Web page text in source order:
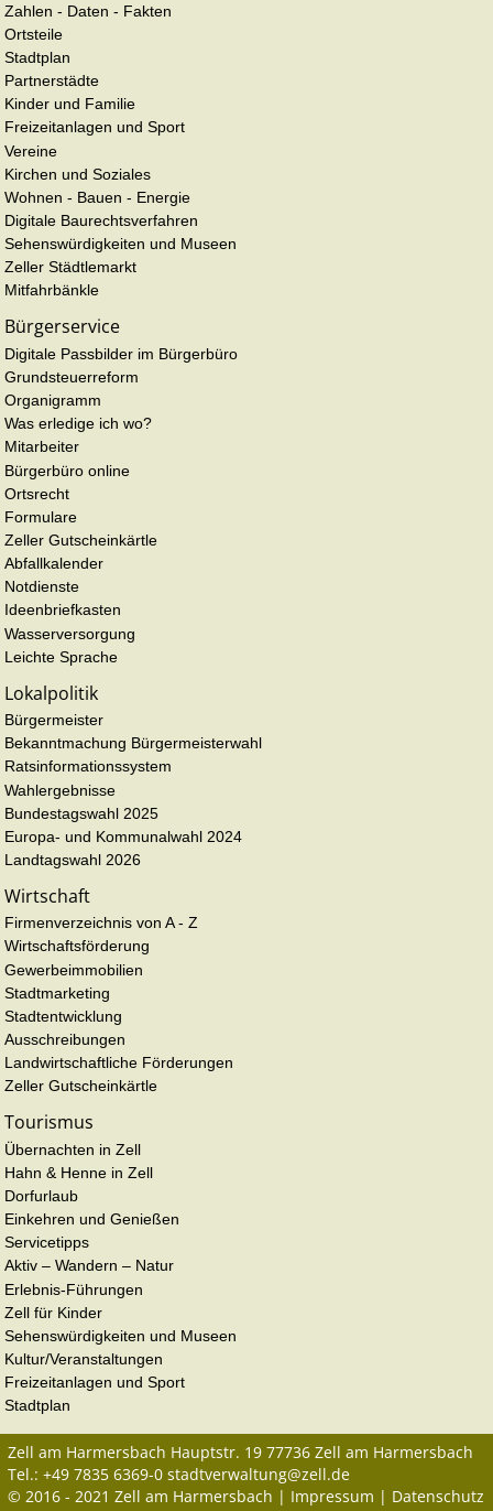
Zahlen - Daten - Fakten
Ortsteile
Stadtplan
Partnerstädte
Kinder und Familie
Freizeitanlagen und Sport
Vereine
Kirchen und Soziales
Wohnen - Bauen - Energie
Digitale Baurechtsverfahren
Sehenswürdigkeiten und Museen
Zeller Städtlemarkt
Mitfahrbänkle
Bürgerservice
Digitale Passbilder im Bürgerbüro
Grundsteuerreform
Organigramm
Was erledige ich wo?
Mitarbeiter
Bürgerbüro online
Ortsrecht
Formulare
Zeller Gutscheinkärtle
Abfallkalender
Notdienste
Ideenbriefkasten
Wasserversorgung
Leichte Sprache
Lokalpolitik
Bürgermeister
Bekanntmachung Bürgermeisterwahl
Ratsinformationssystem
Wahlergebnisse
Bundestagswahl 2025
Europa- und Kommunalwahl 2024
Landtagswahl 2026
Wirtschaft
Firmenverzeichnis von A - Z
Wirtschaftsförderung
Gewerbeimmobilien
Stadtmarketing
Stadtentwicklung
Ausschreibungen
Landwirtschaftliche Förderungen
Zeller Gutscheinkärtle
Tourismus
Übernachten in Zell
Hahn & Henne in Zell
Dorfurlaub
Einkehren und Genießen
Servicetipps
Aktiv – Wandern – Natur
Erlebnis-Führungen
Zell für Kinder
Sehenswürdigkeiten und Museen
Kultur/Veranstaltungen
Freizeitanlagen und Sport
Stadtplan
Zell am Harmersbach Hauptstr. 19 77736 Zell am Harmersbach
Tel.: +49 7835 6369-0 stadtverwaltung@zell.de
© 2016 - 2021 Zell am Harmersbach | Impressum | Datenschutz